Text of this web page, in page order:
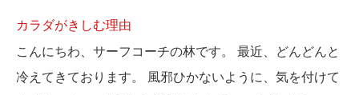
カラダがきしむ理由
こんにちわ、サーフコーチの林です。 最近、どんどんと
冷えてきております。 風邪ひかないように、気を付けて